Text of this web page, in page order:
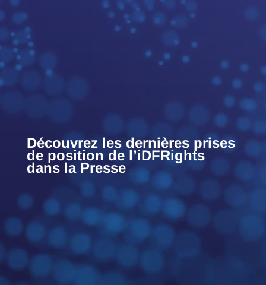
Découvrez les dernières prises
de position de l’iDFRights
dans la Presse